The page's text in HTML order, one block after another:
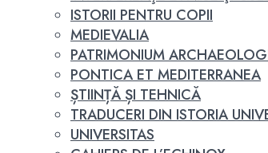
ISTORII PENTRU COPII
MEDIEVALIA
PATRIMONIUM
PONTICA ET MEDITERRANEA
ȘTIINȚĂ ȘI TEHNICĂ
TRADUCERI DIN ISTORIA
UNIVERSITAS